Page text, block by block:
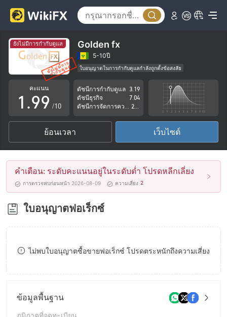
ยังไม่มีการกำกับดูแล Golden fx
5-10ปี
ใบอนุญาตในการกำกับดูแลกำลังถูกตั้งข้อสงสัย
กลุ่มธุรกิจที่ต้องสงสัย
ระวังความเสี่ยงอันตรายที่อาจจะซ่อนอยู่
คะแนน
0
1
2
3
4
5
6
7
8
.
5
6
7
8
9
5
6
7
8
9 /10
ดัชนีการกำกับดูแล 3.19
ดัชนีธุรกิจ
7.04
ย้อนเวลา เว็บไซต์
คำเตือน: ระดับคะแนนอยู่ในระดับต่ำ โปรดหลีกเลี่ยง
การตรวจพบก่อนหน้า 2026-08-09 ความเสี่ยง 2
ใบอนุญาตฟอเร็กซ์
ไม่พบใบอนุญาตซื้อขายฟอเร็กซ์ โปรดตระหนักถึงความเสี่ยง
ข้อมูลพื้นฐาน
ภูมิภาคที่จดทะเบียน